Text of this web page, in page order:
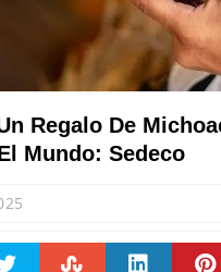
Regalo De
Mundo: Sedeco